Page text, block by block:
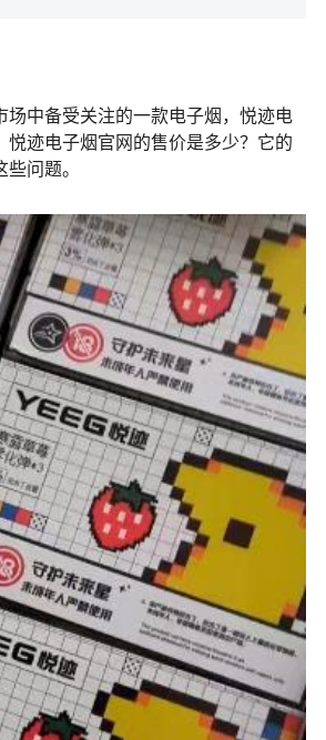
中备受关注的一款电子烟，悦迹电
迹电子烟官网的售价是多少？它的
问题。